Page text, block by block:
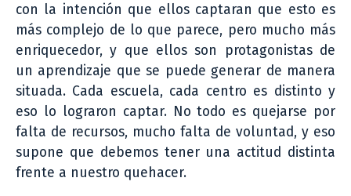
con la intención que ellos captaran que esto es
más complejo de lo que parece, pero mucho más
enriquecedor, y que ellos son protagonistas de
un aprendizaje que se puede generar de manera
situada. Cada escuela, cada centro es distinto y
eso lo lograron captar. No todo es quejarse por
falta de recursos, mucho falta de voluntad, y eso
supone que debemos tener una actitud distinta
frente a nuestro quehacer.